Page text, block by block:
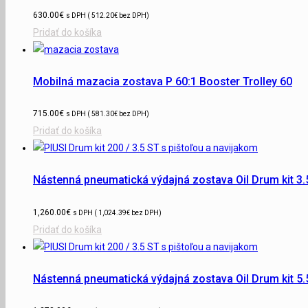
630.00€ s DPH ( 512.20€ bez DPH)
Pridať do košíka
Mobilná mazacia zostava P 60:1 Booster Trolley 60
715.00€ s DPH ( 581.30€ bez DPH)
Pridať do košíka
Nástenná pneumatická výdajná zostava Oil Drum kit
1,260.00€ s DPH ( 1,024.39€ bez DPH)
Pridať do košíka
Nástenná pneumatická výdajná zostava Oil Drum kit